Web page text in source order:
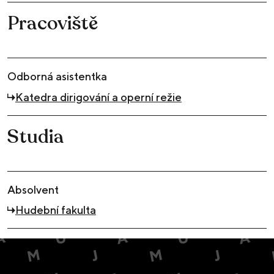
Pracoviště
Odborná asistentka
Katedra dirigování a operní režie
Studia
Absolvent
Hudební fakulta